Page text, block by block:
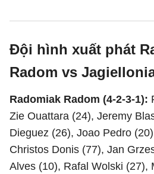
Đội hình xuất phát
Radom vs
Radomiak Radom (4-2-3-1):
Zie Ouattara (24), Jeremy
Dieguez (26), Joao Pedro
Christos Donis (77), Jan
Alves (10), Rafal Wolski (27),